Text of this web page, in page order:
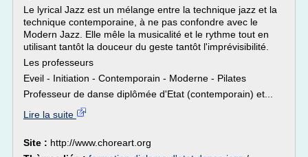
Le lyrical Jazz est un mélange entre la technique jazz et la
technique contemporaine, à ne pas confondre avec le
Modern Jazz. Elle mêle la musicalité et le rythme tout en
utilisant tantôt la douceur du geste tantôt l'imprévisibilité.
Les professeurs
Eveil - Initiation - Contemporain - Moderne - Pilates
Professeur de danse diplômée d'Etat (contemporain) et...
Lire la suite
Site : http://www.choreart.org